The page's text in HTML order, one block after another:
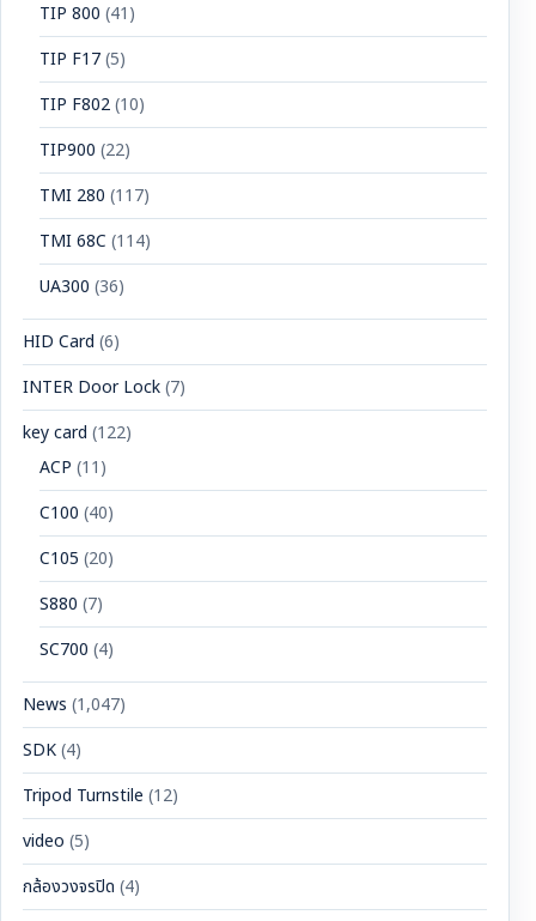
TIP 800 (41)
TIP F17(5)
TIP F802(10)
TIP900 (22)
TMI 280 (117)
TMI 68C (114)
UA300 (36)
HID Card (6)
INTER Door Lock(7)
key card (122)
ACP (11)
C100 (40)
C105 (20)
S880 (7)
SC700 (4)
News (1,047)
SDK(4)
Tripod Turnstile (12)
video (5)
กล้องวงจรปิด (4)